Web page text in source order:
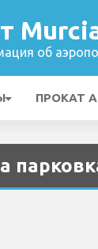
об
ПРОКАТ